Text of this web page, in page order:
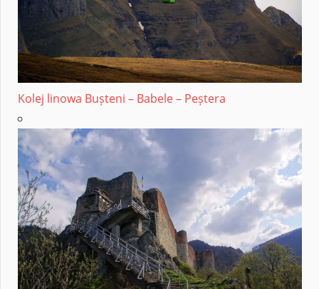
Kolej linowa Bușteni – Babele – Peștera